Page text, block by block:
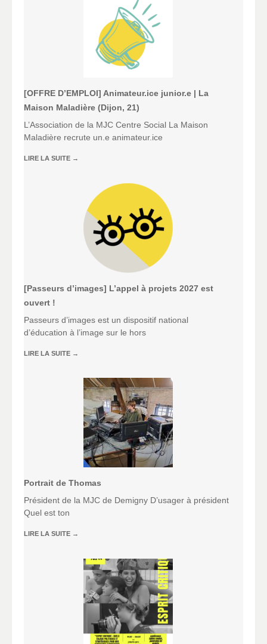
[OFFRE D’EMPLOI] Animateur.ice junior.e | La
Maison Maladière (Dijon, 21)
L’Association de la MJC Centre Social La Maison
Maladière recrute un.e animateur.ice
LIRE LA SUITE →
[Passeurs d’images] L’appel à projets 2027 est
ouvert !
Passeurs d’images est un dispositif national
d’éducation à l’image sur le hors
LIRE LA SUITE →
Portrait de Thomas
Président de la MJC de Demigny D’usager à président
Quel est ton
LIRE LA SUITE →